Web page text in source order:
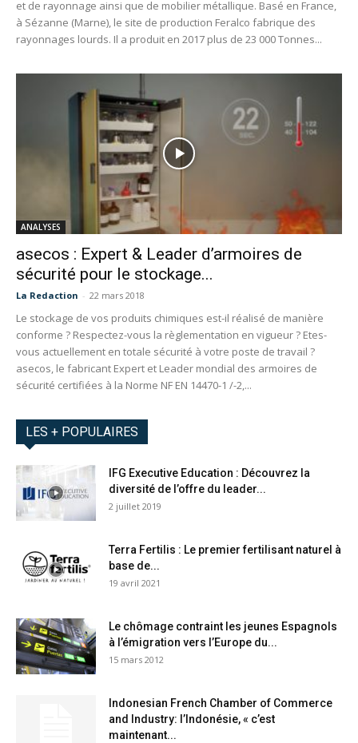
et de rayonnage ainsi que de mobilier métallique. Basé en France,
à Sézanne (Marne), le site de production Feralco fabrique des
rayonnages lourds. Il a produit en 2017 plus de 23 000 Tonnes...
ANALYSES
asecos : Expert & Leader d’armoires de
sécurité pour le stockage...
La Redaction - 22 mars 2018
Le stockage de vos produits chimiques est-il réalisé de manière
conforme ? Respectez-vous la règlementation en vigueur ? Etes-
vous actuellement en totale sécurité à votre poste de travail ?
asecos, le fabricant Expert et Leader mondial des armoires de
sécurité certifiées à la Norme NF EN 14470-1 /-2,...
LES + POPULAIRES
IFG Executive Education : Découvrez la
diversité de l’offre du leader...
2 juillet 2019
Terra Fertilis : Le premier fertilisant naturel à
base de...
19 avril 2021
Le chômage contraint les jeunes Espagnols
à l’émigration vers l’Europe du...
15 mars 2012
Indonesian French Chamber of Commerce
and Industry: l’Indonésie, « c’est
maintenant...